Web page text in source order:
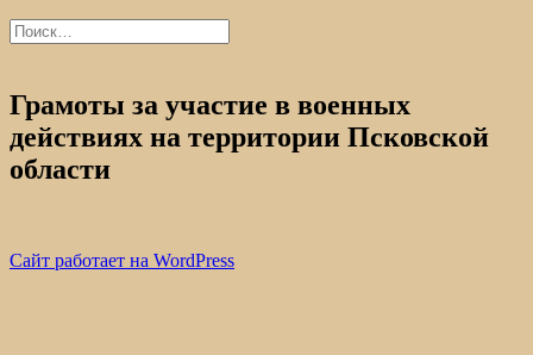
Найти:
Грамоты за участие в военных
действиях на территории Псковской
области
Сайт работает на WordPress